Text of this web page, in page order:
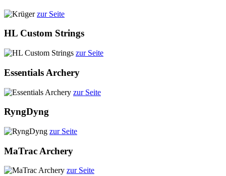
zur Seite
HL Custom Strings
zur Seite
Essentials Archery
zur Seite
RyngDyng
zur Seite
MaTrac Archery
zur Seite